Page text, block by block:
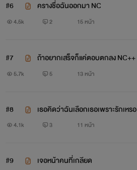
#6 ครางชื่อฉันออกมา NC
4.5k 2 15 หน้า
#7 ถ้าอยากเสร็จก็แค่ตอบตกลง NC++
5.7k 5 13 หน้า
#8 เธอคิดว่าฉันเลือกเธอเพราะรักเหรอ
4.1k 3 11 หน้า
#9 เจอหน้าคนที่เกลียด